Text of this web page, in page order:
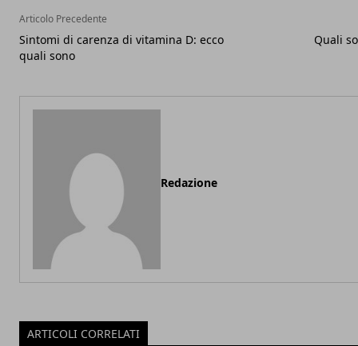
Articolo Precedente
Sintomi di carenza di vitamina D: ecco
quali sono
Quali
Redazione
ARTICOLI CORRELATI